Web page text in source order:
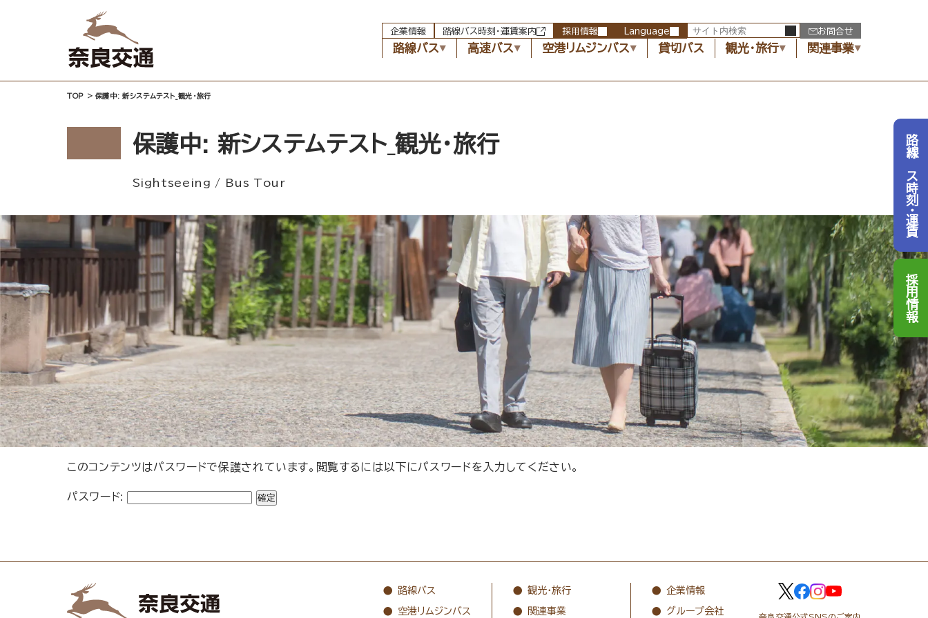
企業情報 路線バス時刻・運賃案内 採用情報 Language お問合せ
路線バス 高速バス 空港リムジンバス 貸切バス 観光・旅行 関連事業
路線バス時刻・運賃
採用情報
TOP > 保護中: 新システムテスト_観光・旅行
保護中: 新システムテスト_観光・旅行
このコンテンツはパスワードで保護されています。閲覧するには以下にパスワードを入力してください。
パスワード:
路線バス
空港リムジンバス
観光・旅行
関連事業
企業情報
グループ会社